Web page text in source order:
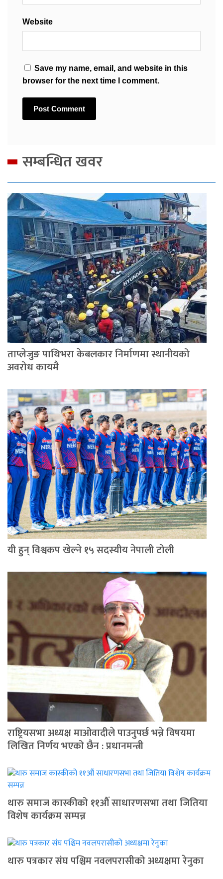
Website
Save my name, email, and website in this
browser for the next time I comment.
सम्बन्धित खवर
ताप्लेजुङ पाथिभरा केबलकार निर्माणमा स्थानीयको
अवरोध कायमै
यी हुन् विश्वकप खेल्ने १५ सदस्यीय नेपाली टोली
राष्ट्रियसभा अध्यक्ष माओवादीले पाउनुपर्छ भन्ने विषयमा
लिखित निर्णय भएको छैन : प्रधानमन्त्री
थारु समाज कास्कीको ११औं साधारणसभा तथा जितिया
विशेष कार्यक्रम सम्पन्न
थारु पत्रकार संघ पश्चिम नवलपरासीको अध्यक्षमा रेनुका